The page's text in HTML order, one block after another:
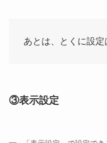
あとは、とくに設定
③表示設定